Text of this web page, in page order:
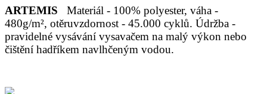
ARTEMIS
Materiál - 100% polyester, váha -
480g/m², otěruvzdornost - 45.000 cyklů. Údržba -
pravidelné vysávání vysavačem na malý výkon nebo
čištění hadříkem navlhčeným vodou.